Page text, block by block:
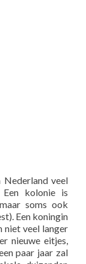
veel
kolonie is
soms ook
Een koningin
niet veel langer
nieuwe eitjes,
paar jaar zal